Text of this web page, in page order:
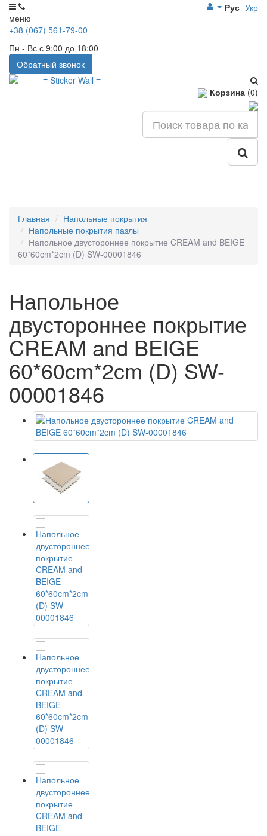
меню
Рус Укр
+38 (067) 561-79-00
Пн - Вс с 9:00 до 18:00
Обратный звонок
Корзина (0)
Главная
Напольные покрытия
Напольные покрытия пазлы
Напольное двустороннее покрытие CREAM and BEIGE
60*60cm*2cm (D) SW-00001846
Напольное
двустороннее покрытие
CREAM and BEIGE
60*60cm*2cm (D) SW-
00001846